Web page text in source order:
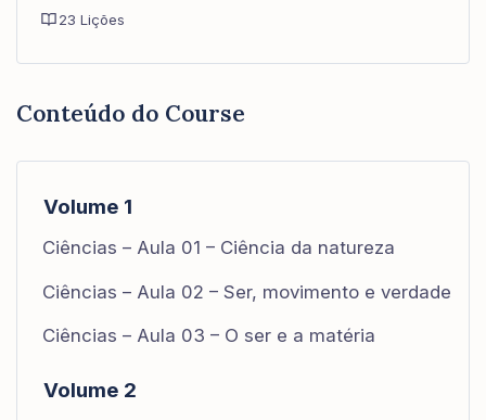
Conteúdo do Course
Volume 1
Ciências – Aula 01 – Ciência da natureza
Ciências – Aula 02 – Ser, movimento e verdade
Ciências – Aula 03 – O ser e a matéria
Volume 2
23 Lições